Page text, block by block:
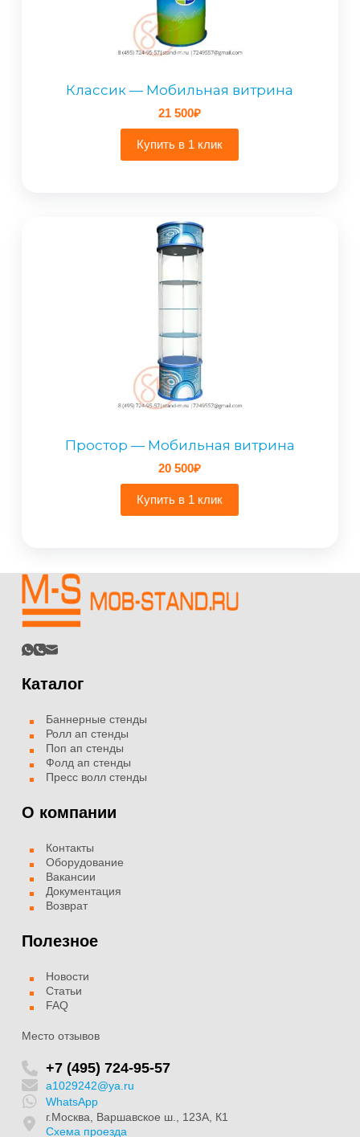
Классик — Мобильная витрина
21 500₽
Купить в 1 клик
Простор — Мобильная витрина
20 500₽
Купить в 1 клик
Каталог
Баннерные стенды
Ролл ап стенды
Поп ап стенды
Фолд ап стенды
Пресс волл стенды
О компании
Контакты
Оборудование
Вакансии
Документация
Возврат
Полезное
Новости
Статьи
FAQ
Место отзывов
+7 (495) 724-95-57
a1029242@ya.ru
WhatsApp
г.Москва, Варшавское ш., 123А, К1
Схема проезда